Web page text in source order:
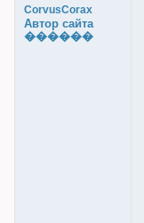
CorvusCorax
Автор сайта
������